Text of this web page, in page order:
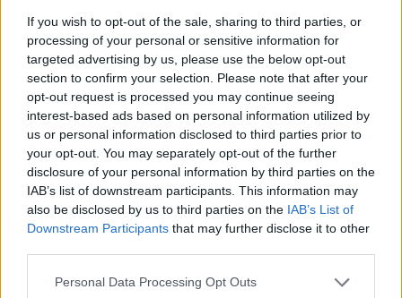
If you wish to opt-out of the sale, sharing to third parties, or
processing of your personal or sensitive information for
targeted advertising by us, please use the below opt-out
section to confirm your selection. Please note that after your
opt-out request is processed you may continue seeing
interest-based ads based on personal information utilized by
us or personal information disclosed to third parties prior to
your opt-out. You may separately opt-out of the further
disclosure of your personal information by third parties on the
IAB’s list of downstream participants. This information may
also be disclosed by us to third parties on the IAB’s List of
Downstream Participants that may further disclose it to other
Please note that this website/app uses one or more Google
Personal Data Processing Opt Outs
Φεβρουαρίου μέχρι και τη Δευτέρα με Τρίτη
6-7 Φεβρουαρίουόπου τα προγνωστικά
θέλουνπυκνές χιονοπτώσεις ακόμη και σε
θαλάσσιες παραθαλάσσιες περιοχές της
ανατολικής και νότιας χώρας».
Τα δύο στάδια της κακοκαιρίας
ΣΤΑΔΙΟ 1
Όπως επισημαίνουμε στον πρώτο μας χάρτη
βόρεια Βαλκάνιααναμένεται καθώς θα